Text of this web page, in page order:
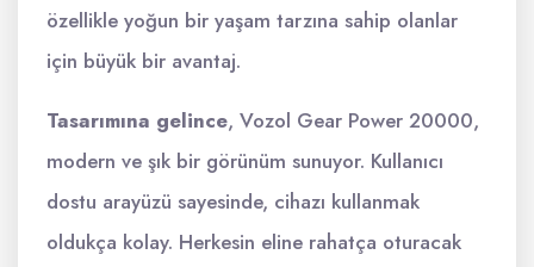
özellikle yoğun bir yaşam tarzına sahip olanlar
için büyük bir avantaj.
Tasarımına gelince, Vozol Gear Power 20000,
modern ve şık bir görünüm sunuyor. Kullanıcı
dostu arayüzü sayesinde, cihazı kullanmak
oldukça kolay. Herkesin eline rahatça oturacak